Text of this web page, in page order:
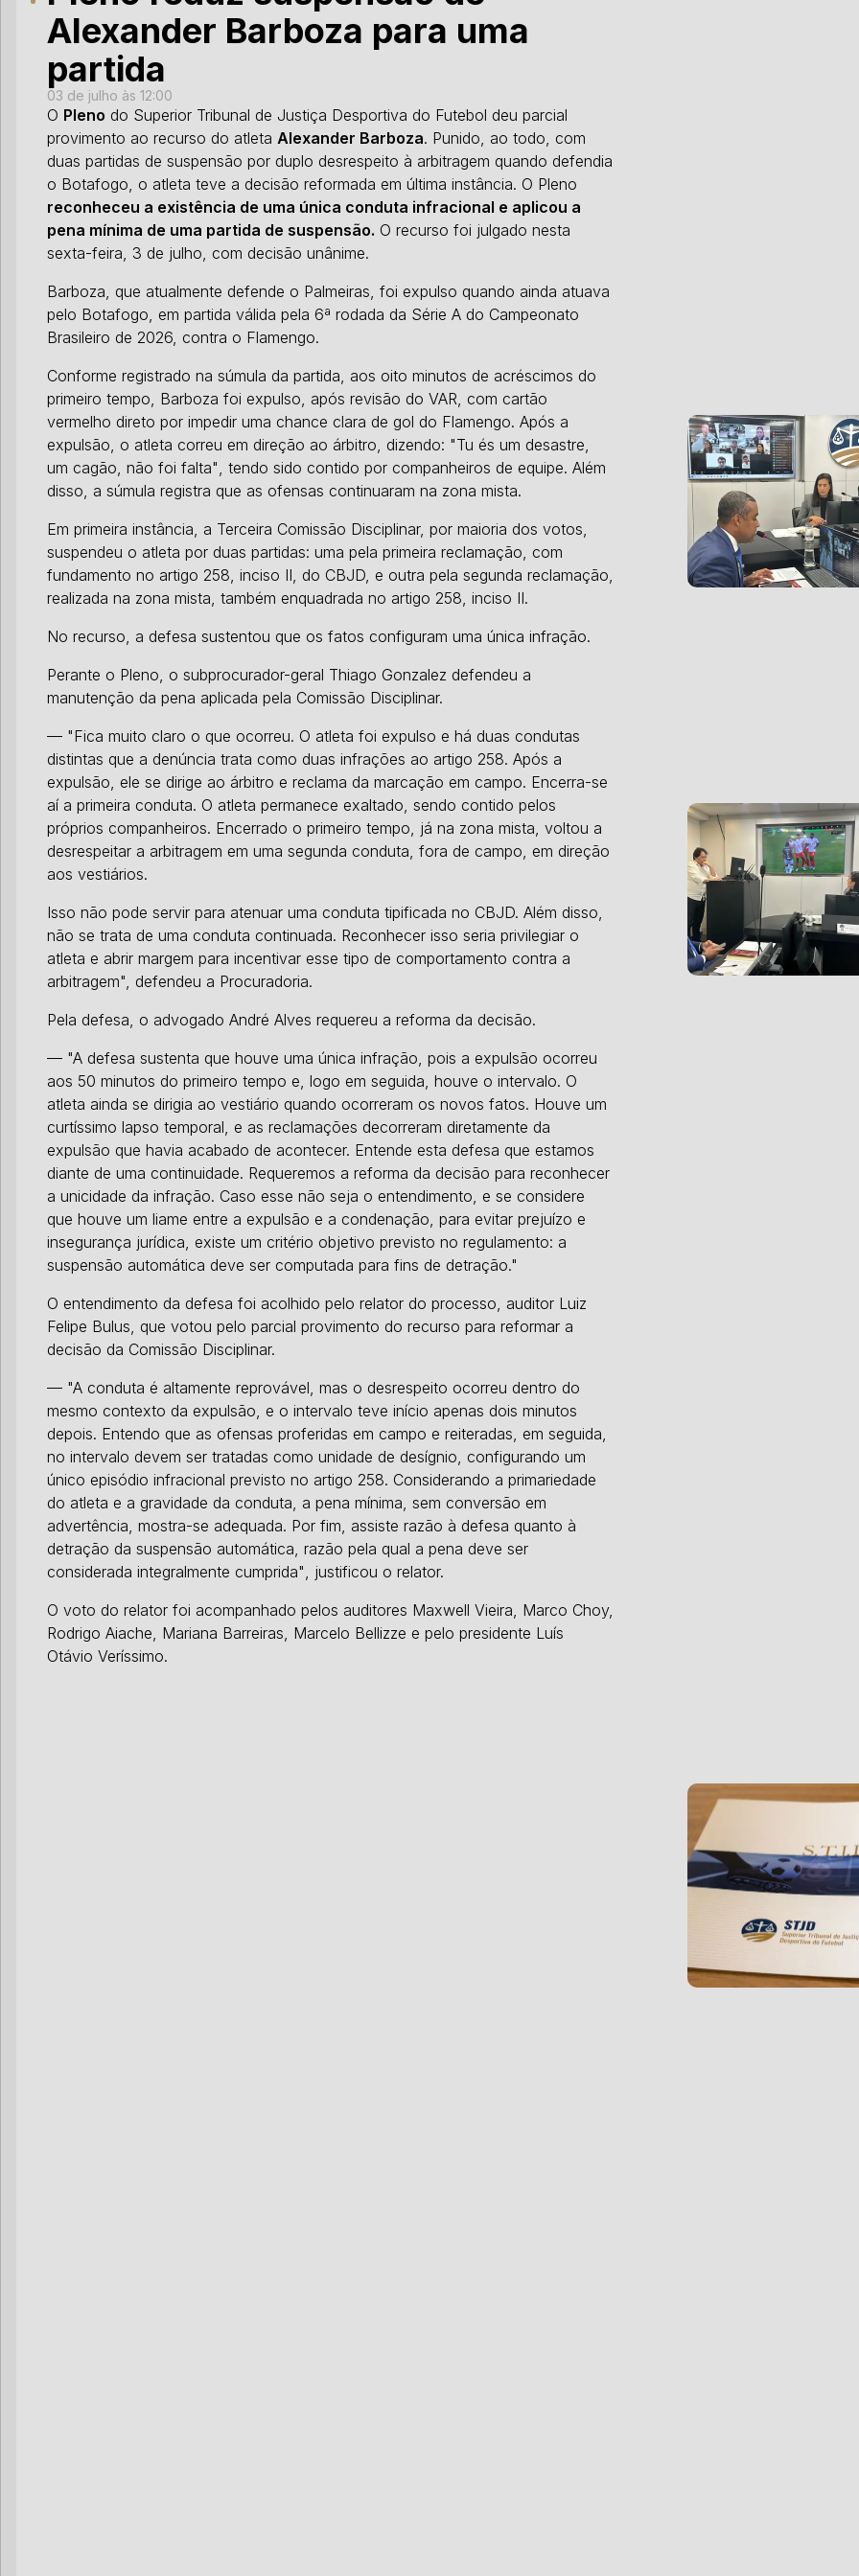
Alexander Barboza para uma
partida
03 de julho às 12:00
O Pleno do Superior Tribunal de Justiça Desportiva do Futebol deu parcial
provimento ao recurso do atleta Alexander Barboza. Punido, ao todo, com
duas partidas de suspensão por duplo desrespeito à arbitragem quando defendia
o Botafogo, o atleta teve a decisão reformada em última instância. O Pleno
reconheceu a existência de uma única conduta infracional e aplicou a
pena mínima de uma partida de suspensão. O recurso foi julgado nesta
sexta-feira, 3 de julho, com decisão unânime.
Barboza, que atualmente defende o Palmeiras, foi expulso quando ainda atuava
pelo Botafogo, em partida válida pela 6ª rodada da Série A do Campeonato
Brasileiro de 2026, contra o Flamengo.
Conforme registrado na súmula da partida, aos oito minutos de acréscimos do
primeiro tempo, Barboza foi expulso, após revisão do VAR, com cartão
vermelho direto por impedir uma chance clara de gol do Flamengo. Após a
expulsão, o atleta correu em direção ao árbitro, dizendo: "Tu és um desastre,
um cagão, não foi falta", tendo sido contido por companheiros de equipe. Além
disso, a súmula registra que as ofensas continuaram na zona mista.
Em primeira instância, a Terceira Comissão Disciplinar, por maioria dos votos,
suspendeu o atleta por duas partidas: uma pela primeira reclamação, com
fundamento no artigo 258, inciso II, do CBJD, e outra pela segunda reclamação,
realizada na zona mista, também enquadrada no artigo 258, inciso II.
No recurso, a defesa sustentou que os fatos configuram uma única infração.
Perante o Pleno, o subprocurador-geral Thiago Gonzalez defendeu a
manutenção da pena aplicada pela Comissão Disciplinar.
— "Fica muito claro o que ocorreu. O atleta foi expulso e há duas condutas
distintas que a denúncia trata como duas infrações ao artigo 258. Após a
expulsão, ele se dirige ao árbitro e reclama da marcação em campo. Encerra-se
aí a primeira conduta. O atleta permanece exaltado, sendo contido pelos
próprios companheiros. Encerrado o primeiro tempo, já na zona mista, voltou a
desrespeitar a arbitragem em uma segunda conduta, fora de campo, em direção
aos vestiários.
Isso não pode servir para atenuar uma conduta tipificada no CBJD. Além disso,
não se trata de uma conduta continuada. Reconhecer isso seria privilegiar o
atleta e abrir margem para incentivar esse tipo de comportamento contra a
arbitragem", defendeu a Procuradoria.
Pela defesa, o advogado André Alves requereu a reforma da decisão.
— "A defesa sustenta que houve uma única infração, pois a expulsão ocorreu
aos 50 minutos do primeiro tempo e, logo em seguida, houve o intervalo. O
atleta ainda se dirigia ao vestiário quando ocorreram os novos fatos. Houve um
curtíssimo lapso temporal, e as reclamações decorreram diretamente da
expulsão que havia acabado de acontecer. Entende esta defesa que estamos
diante de uma continuidade. Requeremos a reforma da decisão para reconhecer
a unicidade da infração. Caso esse não seja o entendimento, e se considere
que houve um liame entre a expulsão e a condenação, para evitar prejuízo e
insegurança jurídica, existe um critério objetivo previsto no regulamento: a
suspensão automática deve ser computada para fins de detração."
O entendimento da defesa foi acolhido pelo relator do processo, auditor Luiz
Felipe Bulus, que votou pelo parcial provimento do recurso para reformar a
decisão da Comissão Disciplinar.
— "A conduta é altamente reprovável, mas o desrespeito ocorreu dentro do
mesmo contexto da expulsão, e o intervalo teve início apenas dois minutos
depois. Entendo que as ofensas proferidas em campo e reiteradas, em seguida,
no intervalo devem ser tratadas como unidade de desígnio, configurando um
único episódio infracional previsto no artigo 258. Considerando a primariedade
do atleta e a gravidade da conduta, a pena mínima, sem conversão em
advertência, mostra-se adequada. Por fim, assiste razão à defesa quanto à
detração da suspensão automática, razão pela qual a pena deve ser
considerada integralmente cumprida", justificou o relator.
O voto do relator foi acompanhado pelos auditores Maxwell Vieira, Marco Choy,
Rodrigo Aiache, Mariana Barreiras, Marcelo Bellizze e pelo presidente Luís
Otávio Veríssimo.